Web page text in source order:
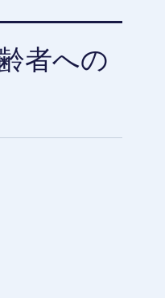
者への